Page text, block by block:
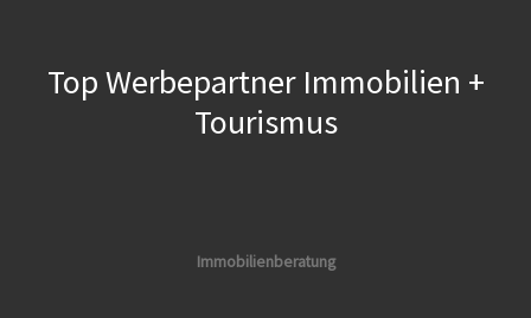
Top Werbepartner Immobilien +
Tourismus
Immobilienberatung